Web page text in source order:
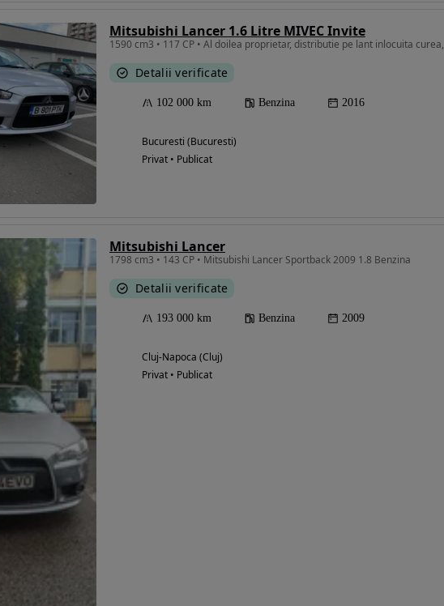
Mitsubishi Lancer 1.6 Litre MIVEC Invite
1590 cm3 • 117 CP • Al doilea proprietar, distributie pe lant inlocuita curea,
Detalii verificate
102 000 km Benzina 2016
Bucuresti (Bucuresti)
Privat • Publicat
Mitsubishi Lancer
1798 cm3 • 143 CP • Mitsubishi Lancer Sportback 2009 1.8 Benzina
Detalii verificate
193 000 km Benzina 2009
Cluj-Napoca (Cluj)
Privat • Publicat